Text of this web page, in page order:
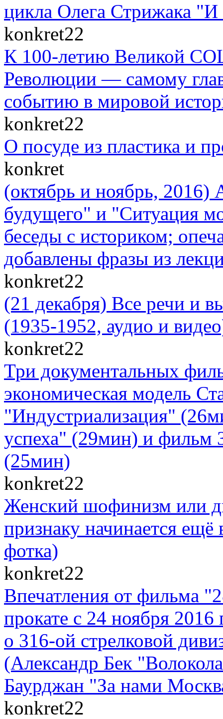
цикла Олега Стрижака
konkret22
К 100-летию Великой
Революции — самому
событию в мировой
konkret22
О посуде из пластика и
konkret
(октябрь и ноябрь,
будущего" и "Cитуация
беседы с историком;
добавлены фразы из
konkret22
(21 декабря) Все речи и
(1935-1952, аудио и
konkret22
Три документальных
экономическая модель
"Индустриализация"
успеха" (29мин) и фильм
(25мин)
konkret22
Женский шофинизм или
признаку начинается ещё
фотка)
konkret22
Впечатления от фильма
прокате с 24 ноября
о 316-ой стрелковой
(Александр Бек
Баурджан "За нами
konkret22